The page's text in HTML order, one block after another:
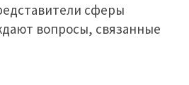
сферы
вопросы, связанные